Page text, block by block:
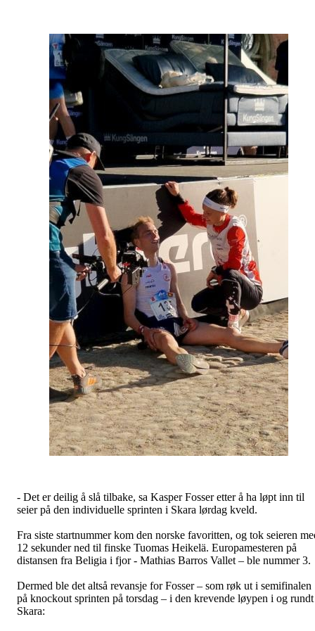
- Det er deilig å slå tilbake, sa Kasper Fosser etter å ha løpt inn til
seier på den individuelle sprinten i Skara lørdag kveld.
Fra siste startnummer kom den norske favoritten, og tok seieren
12 sekunder ned til finske Tuomas Heikelä. Europamesteren på
distansen fra Beligia i fjor - Mathias Barros Vallet – ble nummer 3.
Dermed ble det altså revansje for Fosser – som røk ut i semifinalen
på knockout sprinten på torsdag – i den krevende løypen i og rundt
Skara: